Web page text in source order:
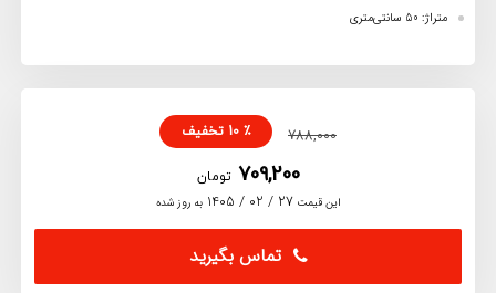
متراژ: 50 سانتی‌متری
788,000 ٪ 10 تخفیف
709,200 تومان
این قیمت27 / 02 / 1405 به روز شده
تماس بگیرید